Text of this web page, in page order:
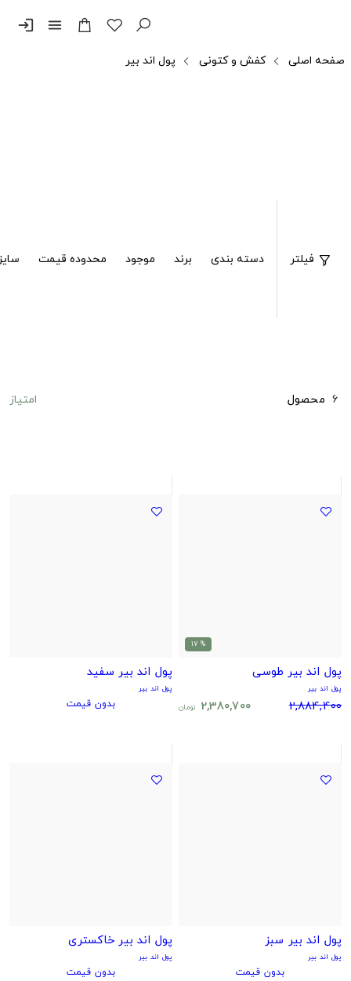
menu
login
صفحه اصلی کفش و کتونی پول اند بیر
فیلتر دسته بندی برند موجود محدوده قیمت
6 محصول امتیاز
% 17
پول اند بیر طوسی
پول اند بیر
2,884,400
2,380,700 تومان
پول اند بیر سفید
پول اند بیر
بدون قیمت
پول اند بیر سبز
پول اند بیر
بدون قیمت
پول اند بیر خاکستری
پول اند بیر
بدون قیمت